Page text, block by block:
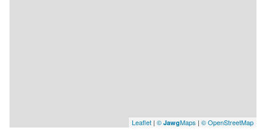
Leaflet | © JawgMaps | © OpenStreetMap